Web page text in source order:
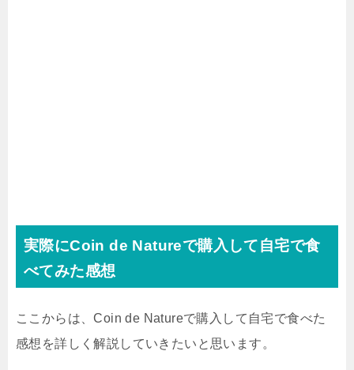
実際にCoin de Natureで購入して自宅で食
べてみた感想
ここからは、Coin de Natureで購入して自宅で食べた
感想を詳しく解説していきたいと思います。